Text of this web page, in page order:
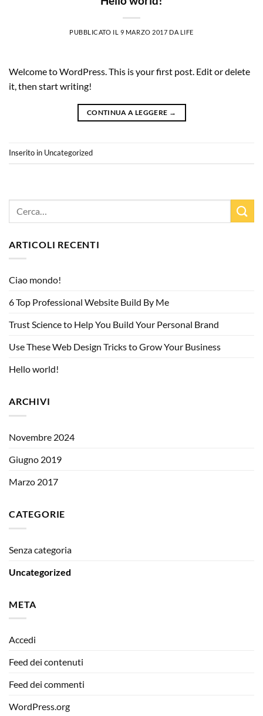
PUBBLICATO IL 9 MARZO 2017 DA LIFE
Welcome to WordPress. This is your first post. Edit or delete
it, then start writing!
CONTINUA A LEGGERE →
Inserito in Uncategorized
ARTICOLI RECENTI
Ciao mondo!
6 Top Professional Website Build By Me
Trust Science to Help You Build Your Personal Brand
Use These Web Design Tricks to Grow Your Business
Hello world!
ARCHIVI
Novembre 2024
Giugno 2019
Marzo 2017
CATEGORIE
Senza categoria
Uncategorized
META
Accedi
Feed dei contenuti
Feed dei commenti
WordPress.org